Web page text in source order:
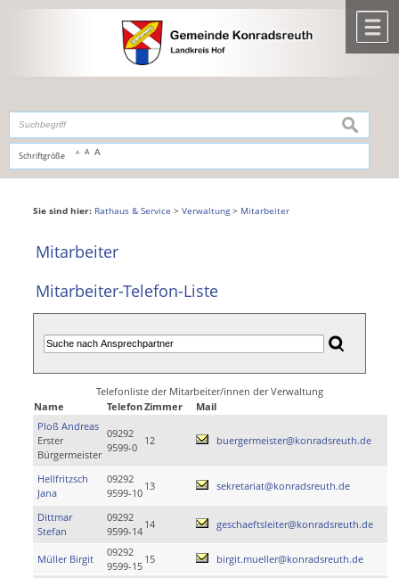
,zur Navigationoderzur Startseitespringen.
Schriftgröße A A A
suchen
Sie sind hier: Rathaus & Service > Verwaltung> Mitarbeiter
Mitarbeiter
Mitarbeiter-Telefon-Liste
Telefonliste der Mitarbeiter/innen der Verwaltung
Name
TelefonZimmer
Mail
Ploß Andreas
Erster
Bürgermeister
09292
9599-0
12 buergermeister@konradsreuth.de
Hellfritzsch
Jana
09292
9599-10
13 sekretariat@konradsreuth.de
Dittmar
Stefan
09292
9599-14
14 geschaeftsleiter@konradsreuth.de
Müller Birgit
09292
9599-15
15 birgit.mueller@konradsreuth.de